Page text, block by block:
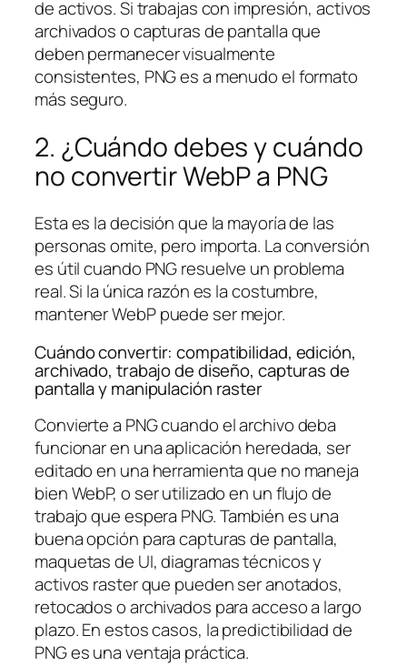
de activos. Si trabajas con impresión, activos
archivados o capturas de pantalla que
deben permanecer visualmente
consistentes, PNG es a menudo el formato
más seguro.
2. ¿Cuándo debes y cuándo
no convertir WebP a PNG
Esta es la decisión que la mayoría de las
personas omite, pero importa. La conversión
es útil cuando PNG resuelve un problema
real. Si la única razón es la costumbre,
mantener WebP puede ser mejor.
Cuándo convertir: compatibilidad, edición,
archivado, trabajo de diseño, capturas de
pantalla y manipulación raster
Convierte a PNG cuando el archivo deba
funcionar en una aplicación heredada, ser
editado en una herramienta que no maneja
bien WebP, o ser utilizado en un flujo de
trabajo que espera PNG. También es una
buena opción para capturas de pantalla,
maquetas de UI, diagramas técnicos y
activos raster que pueden ser anotados,
retocados o archivados para acceso a largo
plazo. En estos casos, la predictibilidad de
PNG es una ventaja práctica.